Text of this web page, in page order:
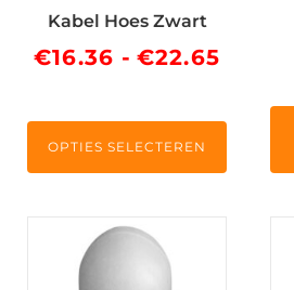
Kabel Hoes Zwart
€16.36 - €22.65
tot
OPTIES SELECTEREN
gekozen
worden
productpagina